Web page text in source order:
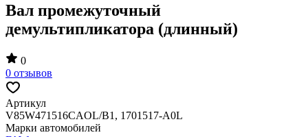
Вал промежуточный
демультипликатора (длинный)
0
0 отзывов
Артикул
V85W471516CAOL/B1, 1701517-A0L
Марки автомобилей